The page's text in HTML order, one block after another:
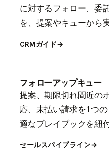
に対するフォロー、委
を、提案やキューから実
CRMガイド→
フォローアップキュー
提案、期限切れ間近の
応、未払い請求を1つ
適なプレイブックを紐付
セールスパイプライン→